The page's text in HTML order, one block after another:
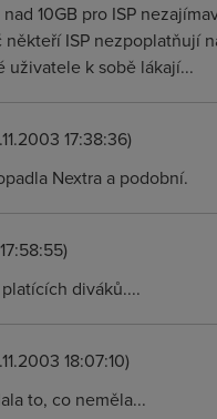
10GB pro ISP
někteří ISP nezpoplatňují
uživatele k sobě lákají...
17:38:36)
Nextra a podobní.
diváků....
18:07:10)
to, co neměla...